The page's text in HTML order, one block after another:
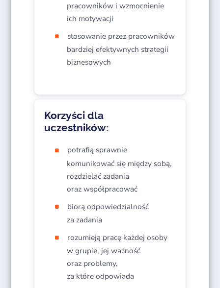
pracowników i wzmocnienie
ich motywacji
stosowanie przez pracowników
bardziej efektywnych strategii
biznesowych
Korzyści dla
uczestników:
potrafią sprawnie
komunikować się między sobą,
rozdzielać zadania
oraz współpracować
biorą odpowiedzialność
za zadania
rozumieją pracę każdej osoby
w grupie, jej ważność
oraz problemy,
za które odpowiada